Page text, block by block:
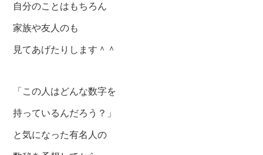
自分のことはもちろん
家族や友人のも
見てあげたりします＾＾
「この人はどんな数字を
持っているんだろう？」
と気になった有名人の